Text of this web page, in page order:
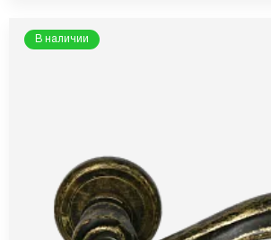
В наличии